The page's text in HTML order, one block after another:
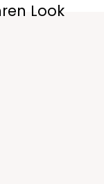
Look